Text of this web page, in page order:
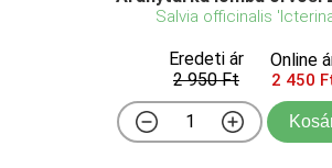
Salvia officinalis
Eredeti ár
2 950 Ft
Online
2 450